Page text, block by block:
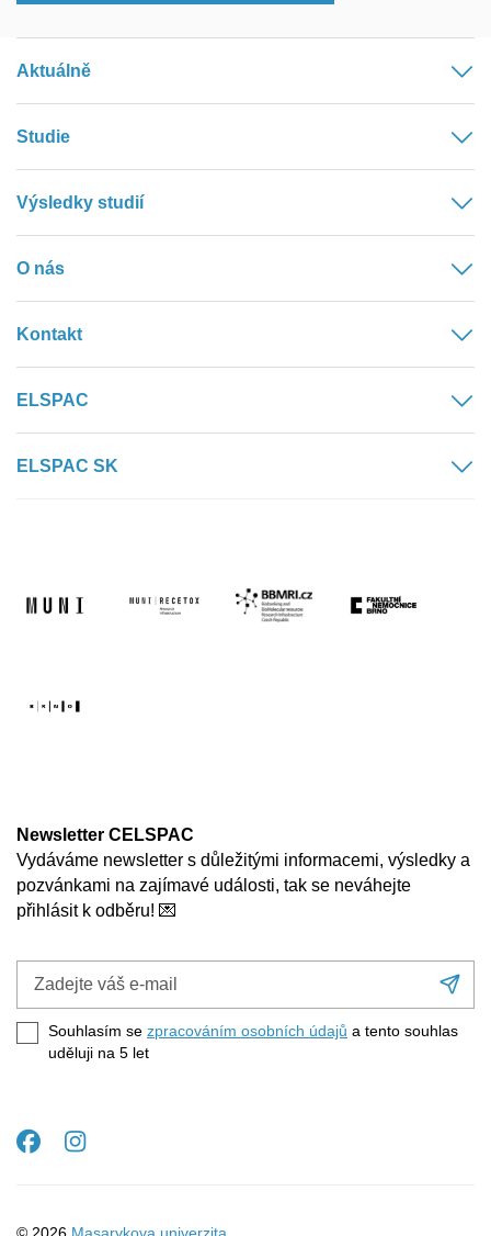
Aktuálně
Studie
Výsledky studií
O nás
Kontakt
ELSPAC
ELSPAC SK
Newsletter CELSPAC
Vydáváme newsletter s důležitými informacemi, výsledky a
pozvánkami na zajímavé události, tak se neváhejte
přihlásit k odběru! 💌
e-
mail
Souhlasím se zpracováním osobních údajů a tento souhlas
uděluji na 5 let
Facebook
Instagram